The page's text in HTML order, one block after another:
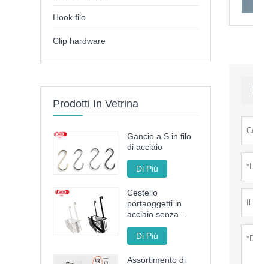
Hook filo
Clip hardware
Prodotti In Vetrina
Gancio a S in filo
di acciaio
Di Più
Cestello
portaoggetti in
acciaio senza
punzonatura
Di Più
Assortimento di